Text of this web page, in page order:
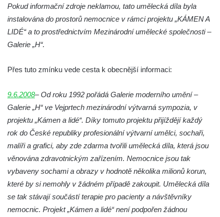
Socha Orel v ZOO Hluboká
Socha Vydry si hrají v ZOO Hluboká
Socha Přátelství v ZOO Hluboká
Socha Kudlanka v ZOO Hluboká
Socha Vlčice s mládětem v ZOO Hluboká
Socha Rys číhající na srnu v ZOO Hluboká
Socha Orlice v ZOO Hluboká
Socha Tygr v ZOO Hluboká
Socha Želva v ZOO Hluboká
Socha Kozorožec horský v ZOO Hluboká
Socha Včela v ZOO Hluboká
Socha Housenka v ZOO Hluboká
Pokud informační zdroje neklamou, tato umělecká díla byla
instalována do prostorů nemocnice v rámci projektu „KÁMEN A
LIDÉ“ a to prostřednictvím Mezinárodní umělecké společnosti –
Galerie „H“.
Přes tuto zmínku vede cesta k obecnější informaci:
9.6.2008– Od roku 1992 pořádá Galerie moderního umění –
Galerie „H“ ve Vejprtech mezinárodní výtvarná sympozia, v
projektu „Kámen a lidé“. Díky tomuto projektu přijíždějí každý
rok do České republiky profesionální výtvarní umělci, sochaři,
malíři a grafici, aby zde zdarma tvořili umělecká díla, která jsou
věnována zdravotnickým zařízením. Nemocnice jsou tak
vybaveny sochami a obrazy v hodnotě několika milionů korun,
které by si nemohly v žádném případě zakoupit. Umělecká díla
se tak stávají součástí terapie pro pacienty a návštěvníky
nemocnic. Projekt „Kámen a lidé“ není podpořen žádnou